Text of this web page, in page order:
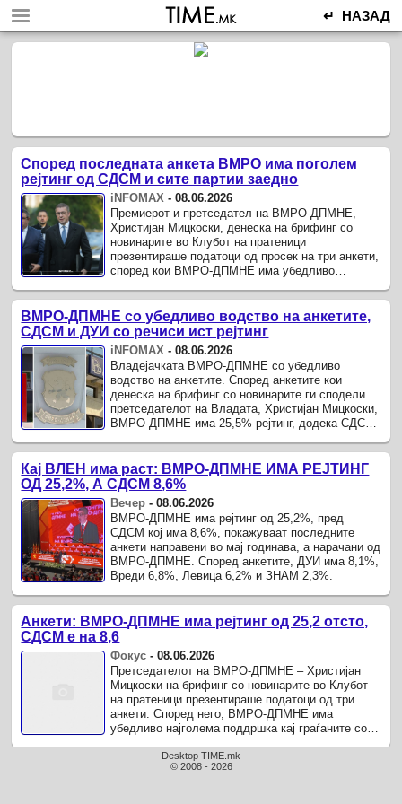
↵ НАЗАД
Според последната анкета ВМРО има поголем
рејтинг од СДСМ и сите партии заедно
iNFOMAX -08.06.2026
Премиерот и претседател на ВМРО-ДПМНЕ,
Христијан Мицкоски, денеска на брифинг со
новинарите во Клубот на пратеници
презентираше податоци од просек на три анкети,
според кои ВМРО-ДПМНЕ има убедливо
ВМРО-ДПМНЕ со убедливо водство на анкетите,
СДСМ и ДУИ со речиси ист рејтинг
iNFOMAX -08.06.2026
Владејачката ВМРО-ДПМНЕ со убедливо
водство на анкетите. Според анкетите кои
денеска на брифинг со новинарите ги сподели
претседателот на Владата, Христијан Мицкоски,
ВМРО-ДПМНЕ има 25,5% рејтинг, додека СДСМ
Кај ВЛЕН има раст: ВМРО-ДПМНЕ ИМА РЕЈТИНГ
ОД 25,2%, А СДСМ 8,6%
Вечер -08.06.2026
ВМРО-ДПМНЕ има рејтинг од 25,2%, пред
СДСМ кој има 8,6%, покажуваат последните
анкети направени во мај годинава, а нарачани од
ВМРО-ДПМНЕ. Според анкетите, ДУИ има 8,1%,
Вреди 6,8%, Левица 6,2% и ЗНАМ 2,3%.
Анкети: ВМРО-ДПМНЕ има рејтинг од 25,2 отсто,
СДСМ е на 8,6
Фокус -08.06.2026
Претседателот на ВМРО-ДПМНЕ – Христијан
Мицкоски на брифинг со новинарите во Клубот
на пратеници презентираше податоци од три
анкети. Според него, ВМРО-ДПМНЕ има
убедливо најголема поддршка кај граѓаните со
Desktop TIME.mk
© 2008 - 2026